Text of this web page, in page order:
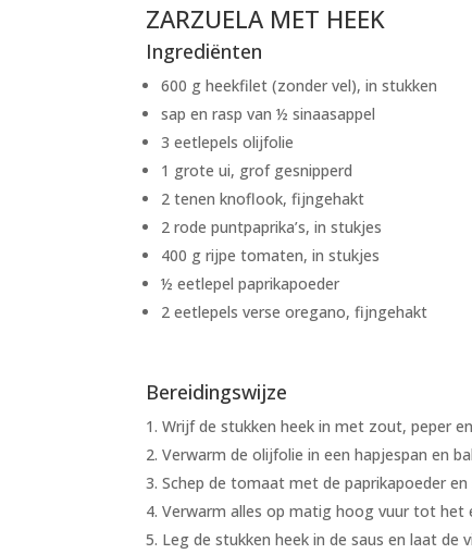
ZARZUELA MET HEEK
Ingrediënten
600 g heekfilet (zonder vel), in stukken
sap en rasp van ½ sinaasappel
3 eetlepels olijfolie
1 grote ui, grof gesnipperd
2 tenen knoflook, fijngehakt
2 rode puntpaprika’s, in stukjes
400 g rijpe tomaten, in stukjes
½ eetlepel paprikapoeder
2 eetlepels verse oregano, fijngehakt
Bereidingswijze
Wrijf de stukken heek in met zout, peper
Verwarm de olijfolie in een hapjespan en
Schep de tomaat met de paprikapoeder
Verwarm alles op matig hoog vuur tot het
Leg de stukken heek in de saus en laat de